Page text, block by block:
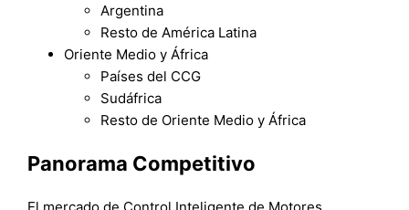
Argentina
Resto de América Latina
Oriente Medio y África
Países del CCG
Sudáfrica
Resto de Oriente Medio y África
Panorama Competitivo